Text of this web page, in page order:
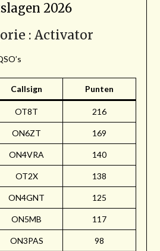
2026
: Activator
Callsign Punten
OT8T 216
ON6ZT 169
ON4VRA 140
OT2X 138
ON4GNT 125
ON5MB 117
ON3PAS 98